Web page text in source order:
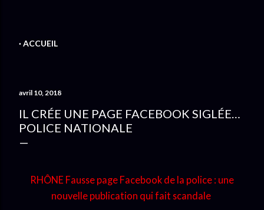
ACCUEIL
avril 10, 2018
IL CRÉE UNE PAGE FACEBOOK SIGLÉE…
POLICE NATIONALE
RHÔNE Fausse page Facebook de la police : une
nouvelle publication qui fait scandale